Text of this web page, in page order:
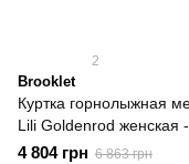
2
Brooklet
Куртка горнолыжная
Lili Goldenrod женская
4 804 грн 6 863 грн